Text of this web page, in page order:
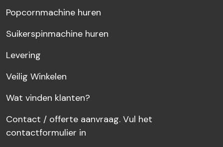
Popcornmachine huren
Suikerspinmachine huren
Levering
Veilig Winkelen
Wat vinden klanten?
Contact / offerte aanvraag. Vul het
contactformulier in